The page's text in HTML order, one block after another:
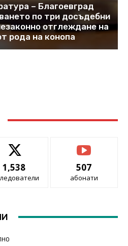
– Благоевград
по три досъдебни
отглеждане на
рода на конопа
1,538 507
абонати